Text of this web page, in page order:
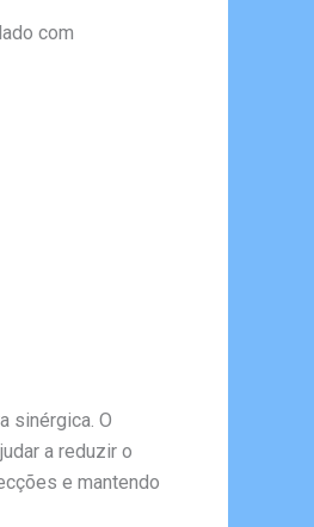
com
sinérgica. O
a reduzir o
e mantendo